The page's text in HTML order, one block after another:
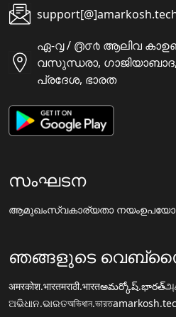
ഏ-൮ / ൫൦൪ ആലിവ
വസുന്ധരാ,
പ്രദേശ, ഭാരത
സംഘടന
ആമുഖംസ്വകാര്യതാ നയം
ഞങ്ങളുടെ
अमरकोश.भारतमराठी.भारतఅమర్కోష్.భారత్
ଅଭିଧାନ.ଭାରତঅভিধান.ভারত